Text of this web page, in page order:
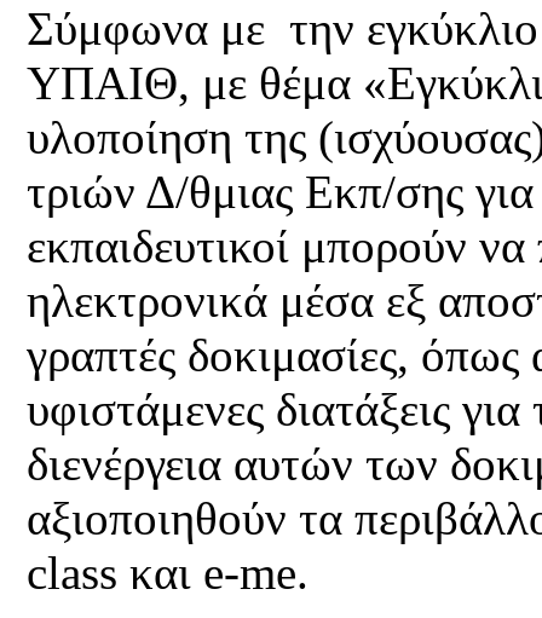
Σύμφωνα με την
ΥΠΑΙΘ, με θέμα
υλοποίηση της
τριών Δ/θμιας Εκπ/σης
εκπαιδευτικοί μπορούν
ηλεκτρονικά μέσα εξ
γραπτές δοκιμασίες, όπως
υφιστάμενες διατάξεις
διενέργεια αυτών των
αξιοποιηθούν τα
class και e-me.